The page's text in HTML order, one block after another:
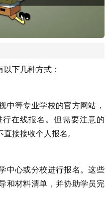
下几种方式：
中等专业学校的官方网站，
在线报名。但需要注意的
接接收个人报名。
中心或分校进行报名。这些
和材料清单，并协助学员完